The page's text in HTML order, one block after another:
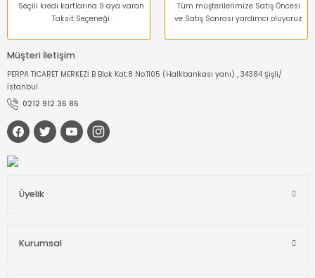
Seçili kredi kartlarına 9 aya varan
Taksit Seçeneği
Tüm müşterilerimize Satış Öncesi
ve Satış Sonrası yardımcı oluyoruz
Müşteri İletişim
PERPA TİCARET MERKEZİ B Blok Kat:8 No:1105 (Halkbankası yanı) , 34384 Şişli/
İstanbul
0212 912 36 86
Üyelik
Kurumsal